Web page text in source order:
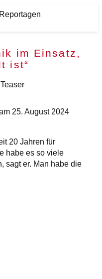
im Einsatz,
ist“
25. August 2024
20 Jahren für
habe es so viele
sagt er. Man habe die